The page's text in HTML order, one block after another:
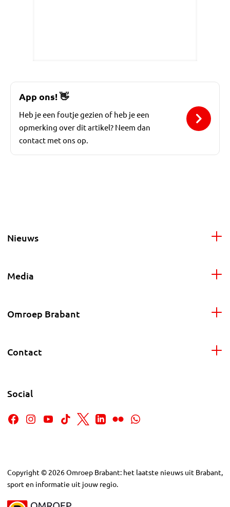
App ons!👋
Heb je een foutje gezien of heb je een
opmerking over dit artikel? Neem dan
contact met ons op.
Nieuws
Media
Omroep Brabant
Contact
Social
Copyright © 2026Omroep Brabant: het laatste nieuws uit Brabant,
sport en informatie uit jouw regio.